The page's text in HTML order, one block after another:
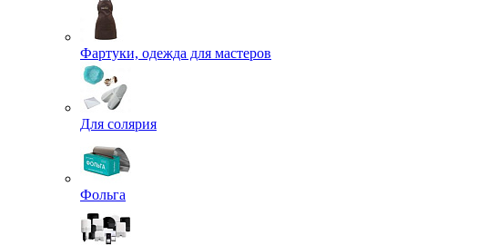
Фартуки, одежда для мастеров
Для солярия
Фольга